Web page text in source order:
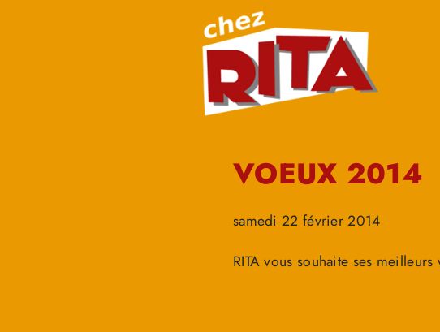
VOEUX 2014
samedi 22 février 2014
RITA vous souhaite ses